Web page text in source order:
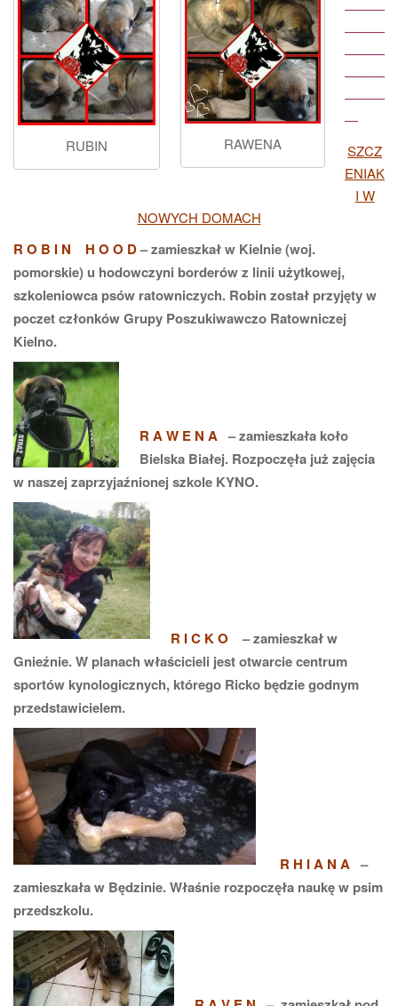
RUBIN RAWENA
———
———
———
———
———
—
SZCZ
ENIAK
I W
NOWYCH DOMACH
R O B I N H O O D– zamieszkał w Kielnie (woj.
pomorskie) u hodowczyni borderów z linii użytkowej,
szkoleniowca psów ratowniczych. Robin został przyjęty w
poczet członków Grupy Poszukiwawczo Ratowniczej
Kielno.
R A W E N A – zamieszkała koło
Bielska Białej. Rozpoczęła już zajęcia
w naszej zaprzyjaźnionej szkole KYNO.
R I C K O – zamieszkał w
Gnieźnie. W planach właścicieli jest otwarcie centrum
sportów kynologicznych, którego Ricko będzie godnym
przedstawicielem.
R H I A N A –
zamieszkała w Będzinie. Właśnie rozpoczęła naukę w psim
przedszkolu.